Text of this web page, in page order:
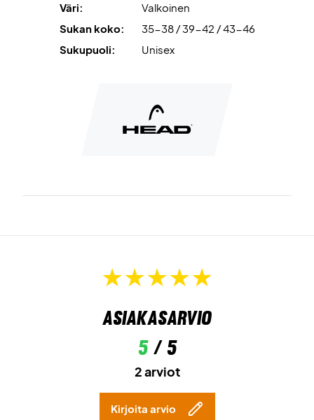
Väri:
Valkoinen
Sukan koko:
35-38 / 39-42 / 43-46
Sukupuoli:
Unisex
Asiakasarvio
5/ 5
2 arviot
Kirjoita arvio